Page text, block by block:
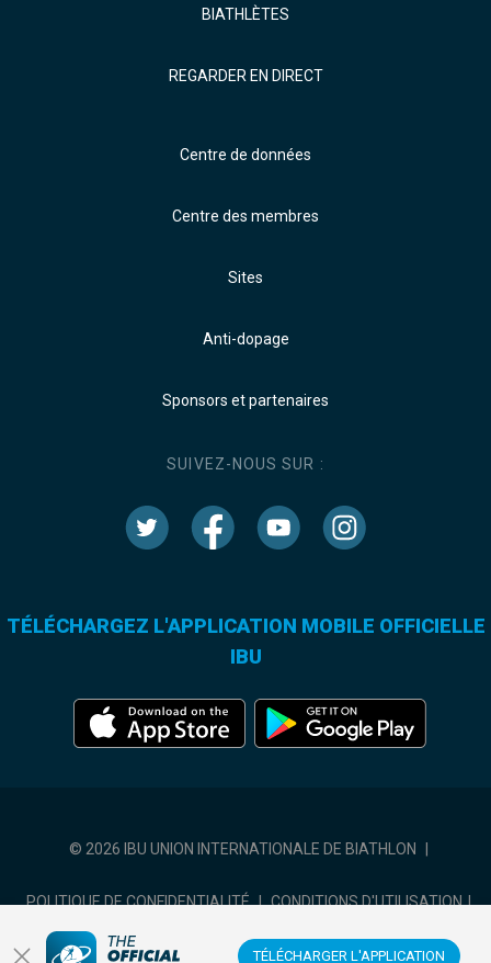
TÉLÉCHARGER L'APPLICATION
BIATHLÈTES
REGARDER EN DIRECT
Centre de données
Centre des membres
Sites
Anti-dopage
Sponsors et partenaires
SUIVEZ-NOUS SUR :
TÉLÉCHARGEZ L'APPLICATION MOBILE OFFICIELLE
IBU
© 2026 IBU UNION INTERNATIONALE DE BIATHLON
POLITIQUE DE CONFIDENTIALITÉ | CONDITIONS D'UTILISATION |
COOKIES SETTINGS